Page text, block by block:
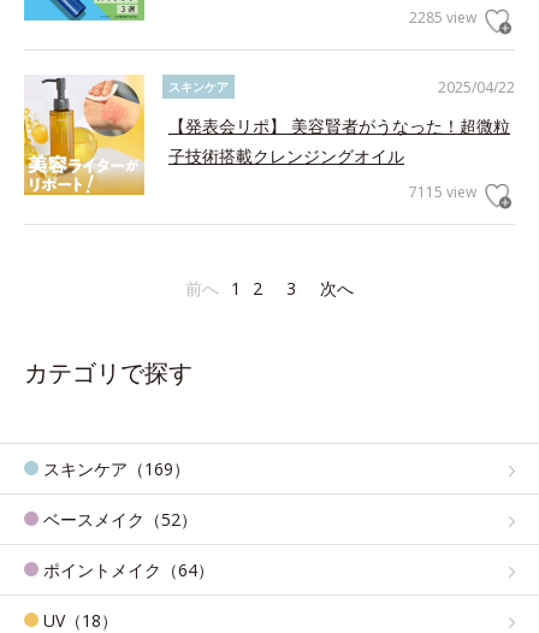
2285 view
2025/04/22
スキンケア
【発表会リポ】 美容賢者がうなった！超微粒
子技術搭載クレンジングオイル
7115 view
前へ 1 2 3 次へ
カテゴリで探す
スキンケア（169）
ベースメイク（52）
ポイントメイク（64）
UV（18）